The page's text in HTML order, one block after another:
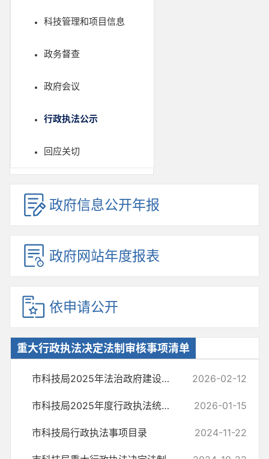
科技管理和项目信息
政务督查
政府会议
行政执法公示
回应关切
政府信息公开年报
政府网站年度报表
依申请公开
重大行政执法决定法制审核事项清单
市科技局2025年法治政府建设情况报告 2026-02-12
市科技局2025年度行政执法统计年报 2026-01-15
市科技局行政执法事项目录 2024-11-22